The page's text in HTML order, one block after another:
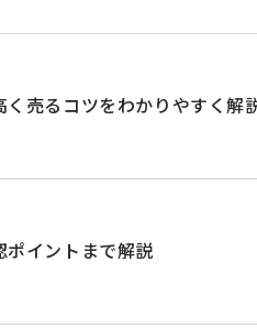
売るコツをわかりやすく解
ポイントまで解説